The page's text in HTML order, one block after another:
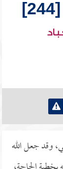
وقد جعل الله